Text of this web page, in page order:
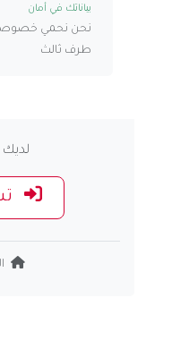
بياناتك في أمان
نحن نحمي
طرف ثالث